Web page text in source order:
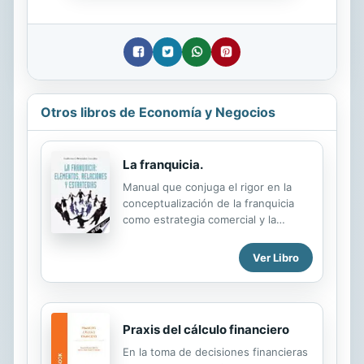
Otros libros de Economía y Negocios
La franquicia.
Manual que conjuga el rigor en la
conceptualización de la franquicia
como estrategia comercial y la
Ver Libro
Praxis del cálculo financiero
En la toma de decisiones financieras